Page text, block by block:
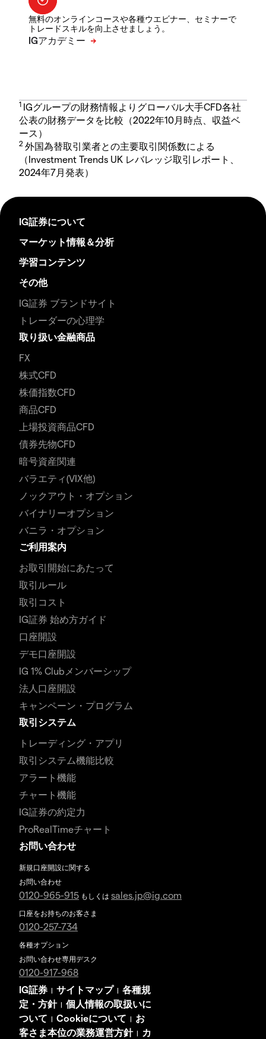
無料のオンラインコースや各種ウエビナー、セミナーで
トレードスキルを向上させましょう。
1 IGグループの財務情報よりグローバル大手CFD各社
公表の財務データを比較（2022年10月時点、収益ベ
ース）
2 外国為替取引業者との主要取引関係数による
（Investment Trends UK レバレッジ取引レポート、
2024年7月発表）
IG証券について
マーケット情報＆分析
学習コンテンツ
その他
IG証券 ブランドサイト
トレーダーの心理学
取り扱い金融商品
FX
株式CFD
株価指数CFD
商品CFD
上場投資商品CFD
債券先物CFD
暗号資産関連
バラエティ(VIX他)
ノックアウト・オプション
バイナリーオプション
バニラ・オプション
ご利用案内
お取引開始にあたって
取引ルール
取引コスト
IG証券 始め方ガイド
口座開設
デモ口座開設
IG 1% Clubメンバーシップ
法人口座開設
キャンペーン・プログラム
取引システム
トレーディング・アプリ
取引システム機能比較
アラート機能
チャート機能
IG証券の約定力
ProRealTimeチャート
お問い合わせ
新規口座開設に関する
お問い合わせ
0120-965-915 もしくは sales.jp@ig.com
口座をお持ちのお客さま
0120-257-734
各種オプション
お問い合わせ専用デスク
0120-917-968
IG証券 | サイトマップ | 各種規
定・方針| 個人情報の取扱いに
ついて | Cookieについて | お
客さま本位の業務運営方針|
カ